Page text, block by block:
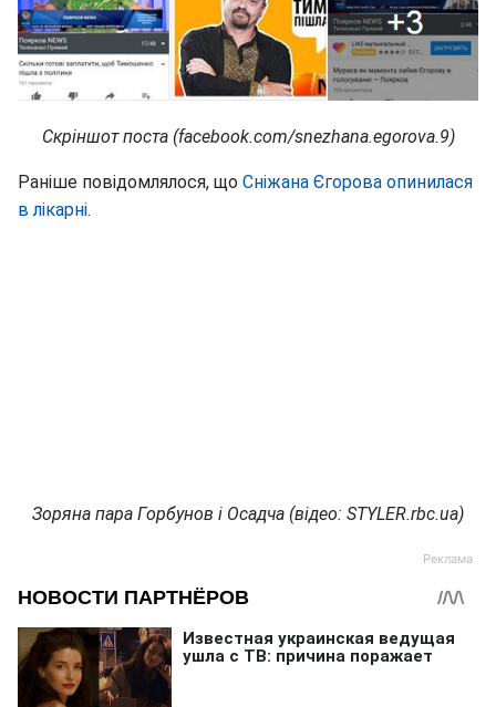
Скріншот поста (facebook.com/snezhana.egorova.9)
Раніше повідомлялося, що Сніжана Єгорова опинилася
в лікарні.
Зоряна пара Горбунов і Осадча (відео: STYLER.rbc.ua)